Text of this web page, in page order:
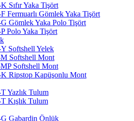
Sıfır Yaka Tişört
Fermuarlı Gömlek Yaka Tişört
Gömlek Yaka Polo Tişört
Polo Yaka Tişört
Softshell Yelek
Softshell Mont
Softshell Mont
K Ripstop Kapüşonlu Mont
Yazlık Tulum
Kışlık Tulum
Gabardin Önlük